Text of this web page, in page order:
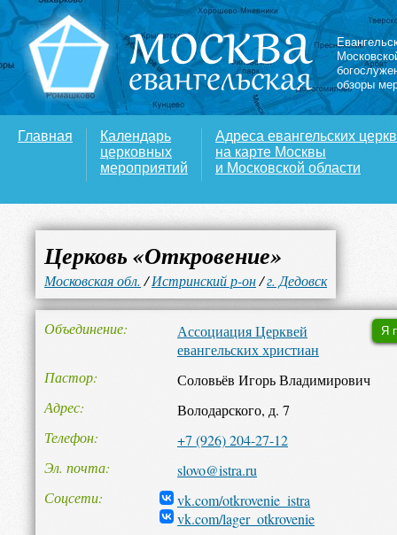
обзоры
Главная
Календарь
церковных
мероприятий
Адреса евангельских
на карте Москвы
и Московской области
Церковь «Откровение»
Московская обл. /Истринский р-он/г. Дедовск
Я
Объединение
Ассоциация Церквей
евангельских христиан
Пастор
Соловьёв Игорь Владимирович
Адрес
Володарского, д. 7
Телефон
+7 (926) 204-27-12
Эл. почта
slovo@istra.ru
Соцсети
vk.com/otkrovenie_istra
vk.com/lager_otkrovenie